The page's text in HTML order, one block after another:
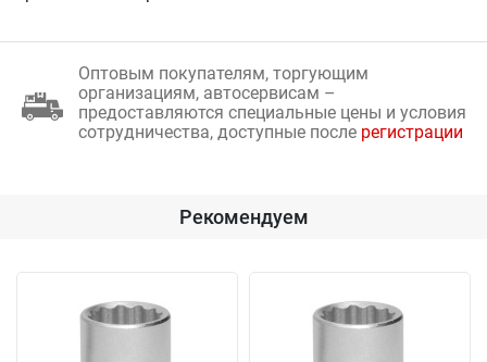
Оптовым покупателям, торгующим
организациям, автосервисам –
предоставляются специальные цены и условия
сотрудничества, доступные после регистрации
Рекомендуем